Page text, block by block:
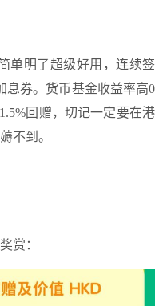
单明了超级好用，连续签
息券。货币基金收益率高0
回赠，切记一定要在港
不到。
赏：